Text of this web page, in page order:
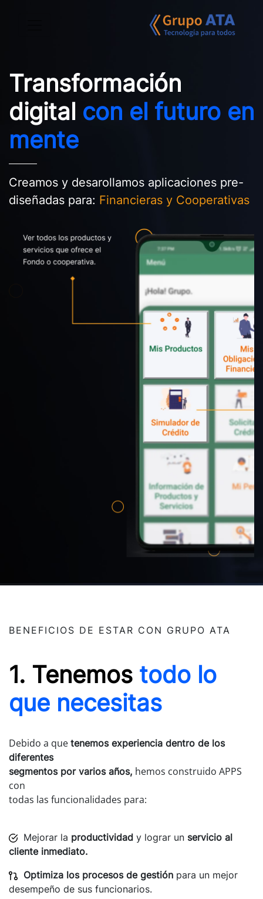
Transformación
digital con el futuro en
mente
Creamos y desarollamos aplicaciones pre-
diseñadas para: Financieras y Cooperativas
BENEFICIOS DE ESTAR CON GRUPO ATA
1. Tenemos todo lo
que necesitas
Debido a que tenemos experiencia dentro de los
diferentes
segmentos por varios años, hemos construido APPS
con
todas las funcionalidades para:
Mejorar la productividad y lograr un servicio al
cliente inmediato.
Optimiza los procesos de gestión para un mejor
desempeño de sus funcionarios.